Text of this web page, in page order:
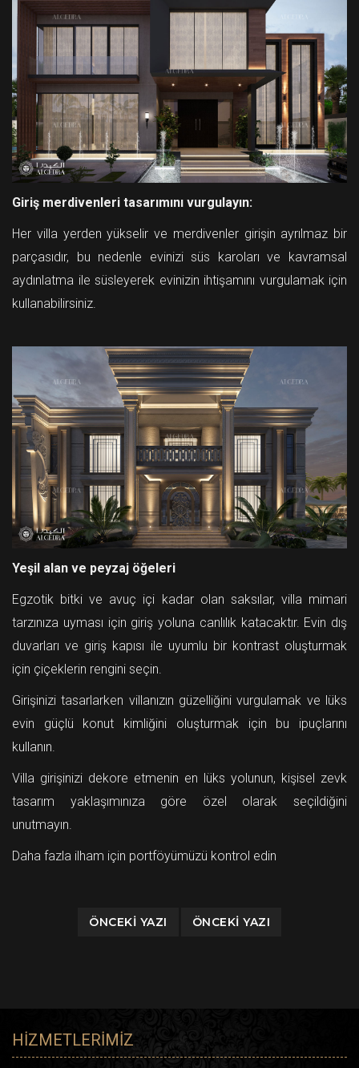
Giriş merdivenleri tasarımını vurgulayın:
Her villa yerden yükselir ve merdivenler girişin ayrılmaz bir
parçasıdır, bu nedenle evinizi süs karoları ve kavramsal
aydınlatma ile süsleyerek evinizin ihtişamını vurgulamak için
kullanabilirsiniz.
Yeşil alan ve peyzaj öğeleri
Egzotik bitki ve avuç içi kadar olan saksılar, villa mimari
tarzınıza uyması için giriş yoluna canlılık katacaktır. Evin dış
duvarları ve giriş kapısı ile uyumlu bir kontrast oluşturmak
için çiçeklerin rengini seçin.
Girişinizi tasarlarken villanızın güzelliğini vurgulamak ve lüks
evin güçlü konut kimliğini oluşturmak için bu ipuçlarını
kullanın.
Villa girişinizi dekore etmenin en lüks yolunun, kişisel zevk
tasarım yaklaşımınıza göre özel olarak seçildiğini
unutmayın.
Daha fazla ilham için portföyümüzü kontrol edin
ÖNCEKI YAZI ÖNCEKI YAZI
HIZMETLERIMIZ